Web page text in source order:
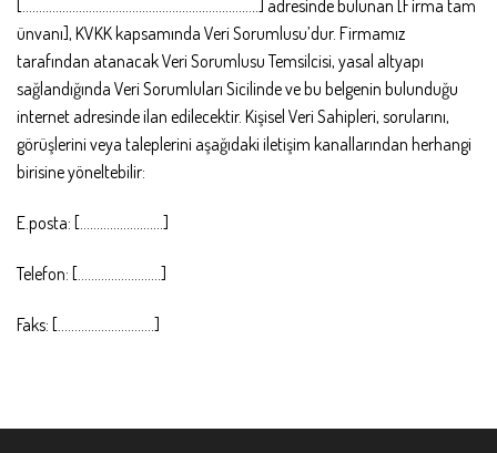
[……………………………………………………………..] adresinde bulunan [Firma tam
ünvanı], KVKK kapsamında Veri Sorumlusu’dur. Firmamız
tarafından atanacak Veri Sorumlusu Temsilcisi, yasal altyapı
sağlandığında Veri Sorumluları Sicilinde ve bu belgenin bulunduğu
internet adresinde ilan edilecektir. Kişisel Veri Sahipleri, sorularını,
görüşlerini veya taleplerini aşağıdaki iletişim kanallarından herhangi
birisine yöneltebilir:
E.posta: […………………….]
Telefon: […………………….]
Faks: [………………………..]